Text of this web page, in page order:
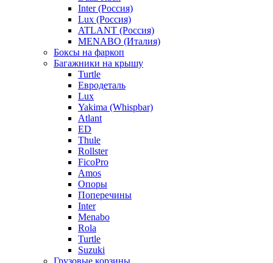
Inter (Россия)
Lux (Россия)
ATLANT (Россия)
MENABO (Италия)
Боксы на фаркоп
Багажники на крышу
Turtle
Евродеталь
Lux
Yakima (Whispbar)
Atlant
ED
Thule
Rollster
FicoPro
Amos
Опоры
Поперечины
Inter
Menabo
Rola
Turtle
Suzuki
Грузовые корзины